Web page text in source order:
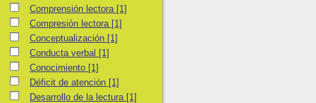
Comprensión lectora
Comprensión lectora [1]
Compresión lectora
Compresión lectora [1]
Conceptualización
Conceptualización [1]
Conducta verbal
Conducta verbal [1]
Conocimiento
Conocimiento [1]
Déficit de atención
Déficit de atención [1]
Desarrollo de la lectura
Desarrollo de la lectura [1]